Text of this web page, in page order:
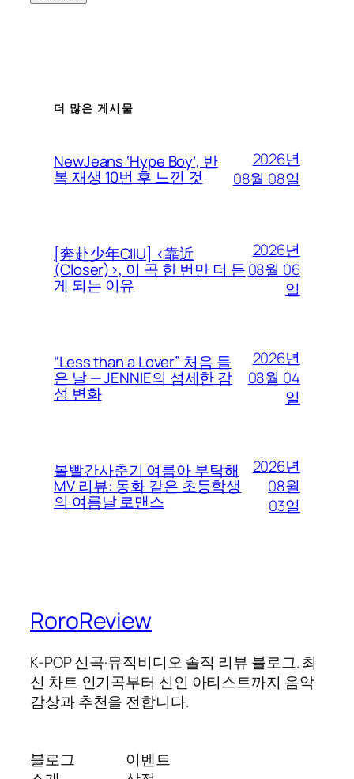
더 많은 게시물
NewJeans ‘Hype Boy’, 반
복 재생 10번 후 느낀 것
2026년
08월 08일
[奔赴少年CIIU] <靠近
(Closer)>, 이 곡 한 번만 더 듣
게 되는 이유
2026년
08월 06
일
“Less than a Lover” 처음 들
은 날 — JENNIE의 섬세한 감
성 변화
2026년
08월 04
일
볼빨간사춘기 여름아 부탁해
MV 리뷰: 동화 같은 초등학생
의 여름날 로맨스
2026년
08월
03일
RoroReview
K-POP 신곡·뮤직비디오 솔직 리뷰 블로그. 최
신 차트 인기곡부터 신인 아티스트까지 음악
감상과 추천을 전합니다.
블로그
이벤트